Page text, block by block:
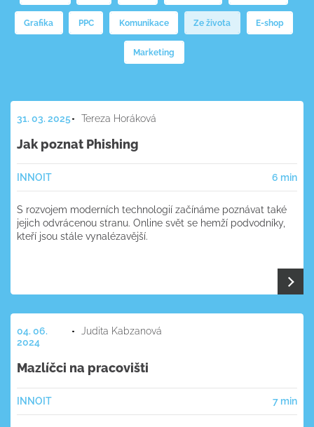
31. 03. 2025 Tereza Horáková
Jak poznat Phishing
INNOIT 6 min
S rozvojem moderních technologií začínáme poznávat také
jejich odvrácenou stranu. Online svět se hemží podvodníky,
kteří jsou stále vynalézavější.
04. 06.
2024
Judita Kabzanová
Mazlíčci na pracovišti
INNOIT 7 min
Grafika PPC Komunikace Ze života E-shop
Marketing